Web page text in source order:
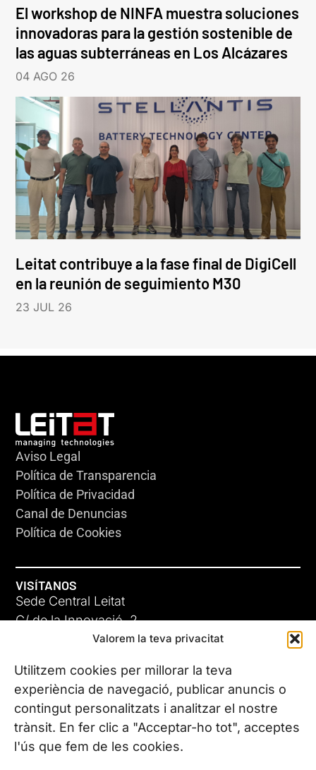
Valorem la teva privacitat
Utilitzem cookies per millorar la teva
experiència de navegació, publicar anuncis o
contingut personalitzats i analitzar el nostre
trànsit. En fer clic a "Acceptar-ho tot", acceptes
l'ús que fem de les cookies.
El workshop de NINFA muestra soluciones
innovadoras para la gestión sostenible de
las aguas subterráneas en Los Alcázares
04 AGO 26
Leitat contribuye a la fase final de DigiCell
en la reunión de seguimiento M30
23 JUL 26
Aviso Legal
Política de Transparencia
Política de Privacidad
Canal de Denuncias
Política de Cookies
VISÍTANOS
Sede Central Leitat
C/ de la Innovació, 2
08225 Terrassa, (Barcelona)
Conoce todas nuestras sedes
CONTÁCTANOS
Tel. (+34) 937 882 300